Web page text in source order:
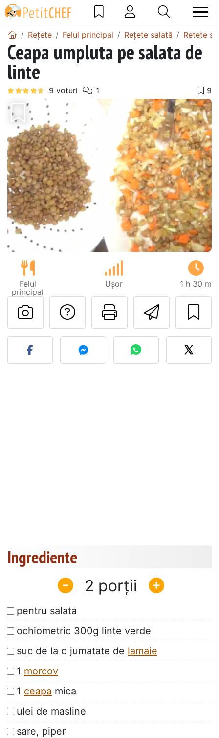
Rețete Felul principal Rețete salată Retete
Ceapa umpluta pe salata de
linte
Precedentul
Felul
principal
Ușor 1 h 30 m
Printează
Adresează o
Postează o poză cu
Ingrediente
2
pentru salata
ochiometric 300g linte verde
suc de la o jumatate de lamaie
1 morcov
1 ceapa mica
ulei de masline
sare, piper